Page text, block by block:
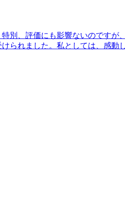
別、評価にも影響ないのですが
られました。私としては、感動